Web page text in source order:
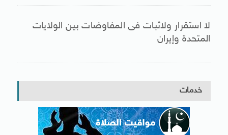
لا استقرار ولاثبات فى المفاوضات بين الولايات
المتحدة وإيران
خدمات